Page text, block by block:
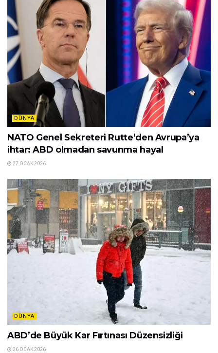
DÜNYA
NATO Genel Sekreteri Rutte’den Avrupa’ya
ihtar: ABD olmadan savunma hayal
27 OCAK 2026
DÜNYA
ABD’de Büyük Kar Fırtınası Düzensizliği
26 OCAK 2026